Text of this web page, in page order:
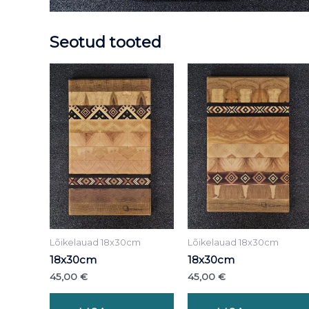
Seotud tooted
Lõikelauad 18x30cm
18x30cm
45,00 €
Lõikelauad 18x30cm
18x30cm
45,00 €